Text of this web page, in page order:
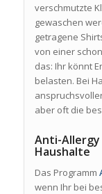
verschmutzte
gewaschen
getragene
von einer
das: Ihr könnt
belasten. Bei
aber oft die
Anti-Allergy
Haushalte
Das Programm
wenn Ihr bei